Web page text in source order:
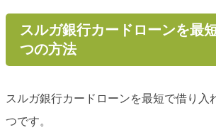
スルガ銀行カードローンを最
つの方法
スルガ銀行カードローンを最短で借り入
つです。